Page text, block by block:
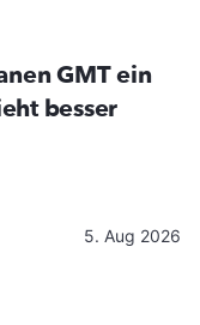
GMT ein
besser
5. Aug 2026